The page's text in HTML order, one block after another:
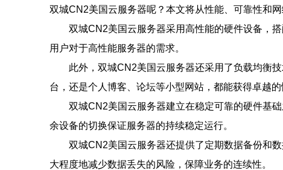
双城CN2美国云服务器呢？本文将从性能、可靠性和
双城CN2美国云服务器采用高性能的硬件设备，
用户对于高性能服务器的需求。
此外，双城CN2美国云服务器还采用了负载均衡
台，还是个人博客、论坛等小型网站，都能获得卓越的
双城CN2美国云服务器建立在稳定可靠的硬件基
余设备的切换保证服务器的持续稳定运行。
双城CN2美国云服务器还提供了定期数据备份和
大程度地减少数据丢失的风险，保障业务的连续性。